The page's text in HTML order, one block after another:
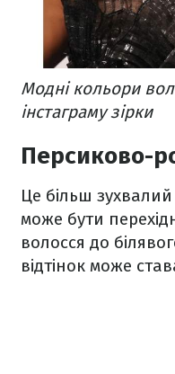
Модні кольори
інстаграму зірки
Персиково-
Це більш
може бути
волосся до
відтінок може